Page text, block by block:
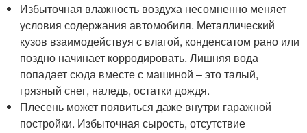
Избыточная влажность воздуха несомненно меняет
условия содержания автомобиля. Металлический
кузов взаимодействуя с влагой, конденсатом рано или
поздно начинает корродировать. Лишняя вода
попадает сюда вместе с машиной – это талый,
грязный снег, наледь, остатки дождя.
Плесень может появиться даже внутри гаражной
постройки. Избыточная сырость, отсутствие